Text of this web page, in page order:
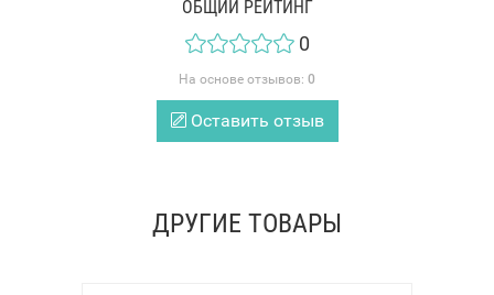
ОБЩИЙ РЕЙТИНГ
0
На основе отзывов: 0
Оставить отзыв
ДРУГИЕ ТОВАРЫ